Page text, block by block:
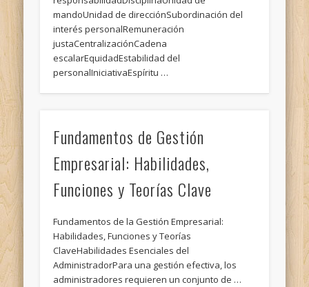
mandoUnidad de direcciónSubordinación del
interés personalRemuneración
justaCentralizaciónCadena
escalarEquidadEstabilidad del
personalIniciativaEspíritu …
Fundamentos de Gestión
Empresarial: Habilidades,
Funciones y Teorías Clave
Fundamentos de la Gestión Empresarial:
Habilidades, Funciones y Teorías
ClaveHabilidades Esenciales del
AdministradorPara una gestión efectiva, los
administradores requieren un conjunto de …